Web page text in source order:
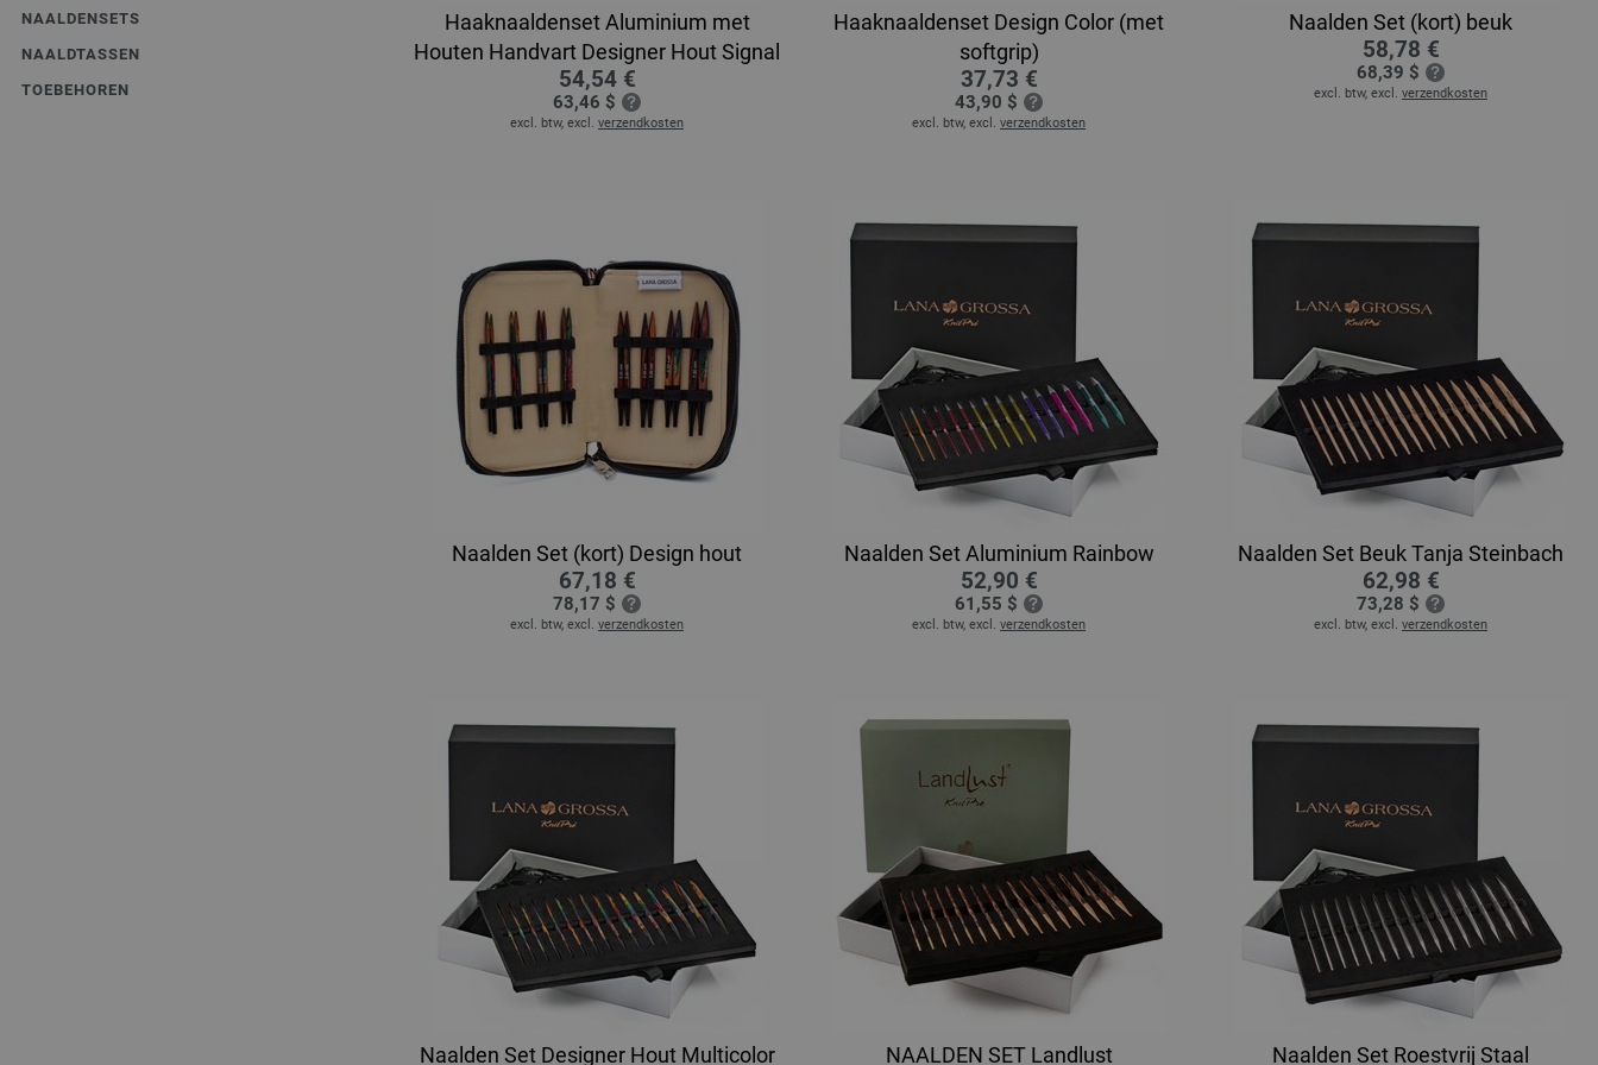
NAALDENSETS
NAALDTASSEN
TOEBEHOREN
Haaknaaldenset Aluminium met
Houten Handvart Designer Hout Signal
54,54 €
63,46 $
excl. btw, excl. verzendkosten
Haaknaaldenset Design Color (met
softgrip)
37,73 €
43,90 $
excl. btw, excl. verzendkosten
Naalden Set (kort) beuk
58,78 €
68,39 $
excl. btw, excl. verzendkosten
Naalden Set (kort) Design hout
67,18 €
78,17 $
excl. btw, excl. verzendkosten
Naalden Set Aluminium Rainbow
52,90 €
61,55 $
excl. btw, excl. verzendkosten
Naalden Set Beuk Tanja Steinbach
62,98 €
73,28 $
excl. btw, excl. verzendkosten
Naalden Set Designer Hout Multicolor NAALDEN SET Landlust Naalden Set Roestvrij Staal